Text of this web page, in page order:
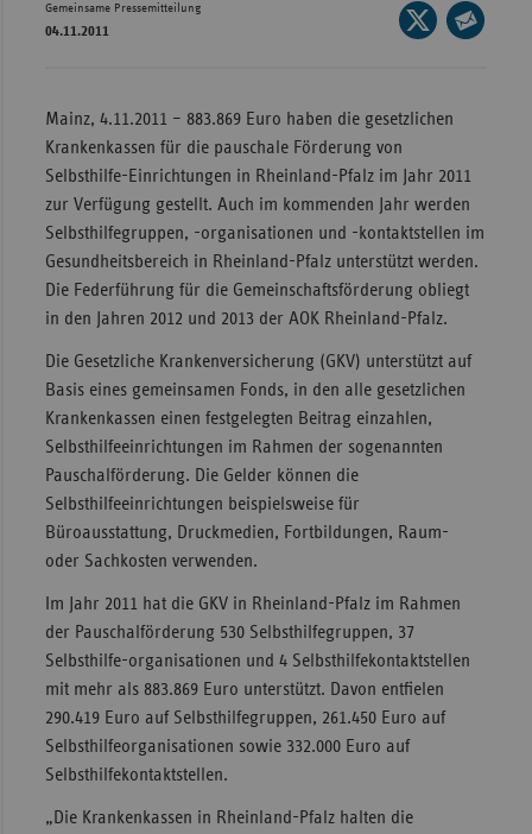
Gemeinsame Pressemitteilung
04.11.2011
Seite
auf
teilen
Mainz, 4.11.2011 – 883.869 Euro haben die gesetzlichen
Krankenkassen für die pauschale Förderung von
Selbsthilfe-Einrichtungen in Rheinland-Pfalz im Jahr 2011
zur Verfügung gestellt. Auch im kommenden Jahr werden
Selbsthilfegruppen, -organisationen und -kontaktstellen im
Gesundheitsbereich in Rheinland-Pfalz unterstützt werden.
Die Federführung für die Gemeinschaftsförderung obliegt
in den Jahren 2012 und 2013 der AOK Rheinland-Pfalz.
Die Gesetzliche Krankenversicherung (GKV) unterstützt auf
Basis eines gemeinsamen Fonds, in den alle gesetzlichen
Krankenkassen einen festgelegten Beitrag einzahlen,
Selbsthilfeeinrichtungen im Rahmen der sogenannten
Pauschalförderung. Die Gelder können die
Selbsthilfeeinrichtungen beispielsweise für
Büroausstattung, Druckmedien, Fortbildungen, Raum-
oder Sachkosten verwenden.
Im Jahr 2011 hat die GKV in Rheinland-Pfalz im Rahmen
der Pauschalförderung 530 Selbsthilfegruppen, 37
Selbsthilfe-organisationen und 4 Selbsthilfekontaktstellen
mit mehr als 883.869 Euro unterstützt. Davon entfielen
290.419 Euro auf Selbsthilfegruppen, 261.450 Euro auf
Selbsthilfeorganisationen sowie 332.000 Euro auf
Selbsthilfekontaktstellen.
„Die Krankenkassen in Rheinland-Pfalz halten die